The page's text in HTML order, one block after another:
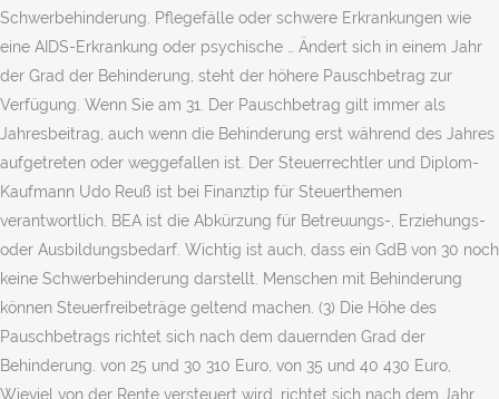
Schwerbehinderung. Pflegefälle oder schwere Erkrankungen wie
eine AIDS-Erkrankung oder psychische … Ändert sich in einem Jahr
der Grad der Behinderung, steht der höhere Pauschbetrag zur
Verfügung. Wenn Sie am 31. Der Pauschbetrag gilt immer als
Jahresbeitrag, auch wenn die Behinderung erst während des Jahres
aufgetreten oder weggefallen ist. Der Steuerrechtler und Diplom-
Kaufmann Udo Reuß ist bei Finanztip für Steuerthemen
verantwortlich. BEA ist die Abkürzung für Betreuungs-, Erziehungs-
oder Ausbildungsbedarf. Wichtig ist auch, dass ein GdB von 30 noch
keine Schwerbehinderung darstellt. Menschen mit Behinderung
können Steuerfreibeträge geltend machen. (3) Die Höhe des
Pauschbetrags richtet sich nach dem dauernden Grad der
Behinderung. von 25 und 30 310 Euro, von 35 und 40 430 Euro,
Wieviel von der Rente versteuert wird, richtet sich nach dem Jahr